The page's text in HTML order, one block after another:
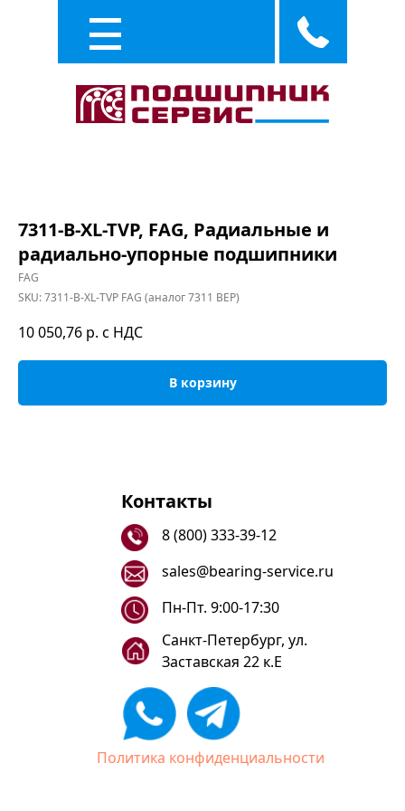
7311-B-XL-TVP, FAG, Радиальные и
радиально-упорные подшипники
FAG
SKU:7311-B-XL-TVP FAG (аналог 7311 BEP)
10 050,76 р. с НДС
В корзину
Контакты
8 (800) 333-39-12
sales@bearing-service.ru
Санкт-Петербург, ул.
Заставская 22 к.Е
Пн-Пт. 9:00-17:30
Политика конфиденциальности